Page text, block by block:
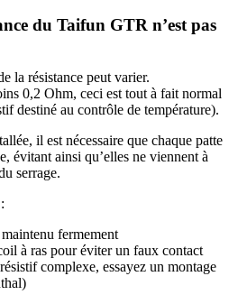
du Taifun GTR n’est pas
la résistance peut varier.
0,2 Ohm, ceci est tout à fait normal
destiné au contrôle de température).
il est nécessaire que chaque patte
évitant ainsi qu’elles ne viennent à
serrage.
fermement
à ras pour éviter un faux contact
complexe, essayez un montage